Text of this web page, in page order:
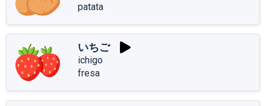
patata
いちご
ichigo
fresa